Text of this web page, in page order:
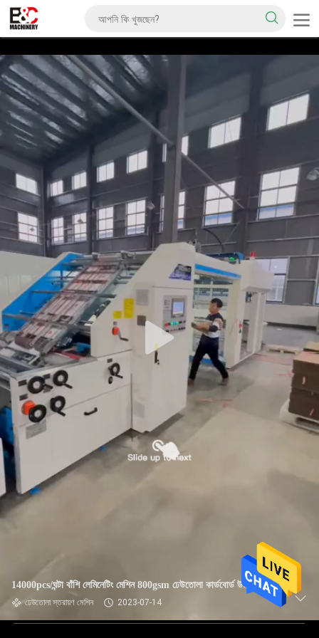
14000pcs/ঘন্টা বাঁশি লেমিনেটিং মেশিন 800gsm ঢেউতোলা কার্ডবোর্ড উচ্চ গতি
ঢেউতোলা স্তরায়ণ মেশিন 2023-07-14